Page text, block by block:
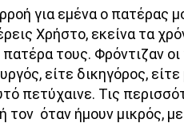
για εμένα ο πατέρας
Χρήστο, εκείνα τα
τους. Φρόντιζαν
είτε δικηγόρος,
πετύχαινε. Τις
όταν ήμουν μικρός,